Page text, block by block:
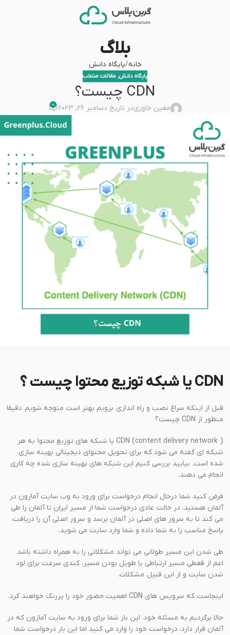
بلاگ
خانه پایگاه دانش
پایگاه دانش, مقالات منتخب
CDN چیست؟
معین خاوریدر تاریخ دسامبر 26, 2023 0
CDN یا شبکه توزیع محتوا چیست ؟
قبل از اینکه سراغ نصب و راه اندازی برویم بهتر است متوجه شویم دقیقا
منظور از CDN چیست؟
CDN (content delivery network ) یا شبکه های توزیع محتوا به هر
شبکه ای گفته می شود که برای تحویل محتوای دیجیتالی بهینه سازی
شده است. بیایید بررسی کنیم این شبکه های بهینه سازی شده چه کاری
انجام می دهند.
فرض کنید شما درحال انجام درخواست برای ورود به وب سایت آمازون در
آلمان هستید، در حالت عادی درخواست شما از مسیر ایران تا آلمان را طی
می کند تا به سرور های اصلی در آلمان برسد و سرور اصلی آن را دریافت،
پاسخ مناسب را به شما داده و شما وارد سایت می شوید.
طی شدن این مسیر طولانی می تواند مشکلاتی را به همراه داشته باشد
اعم از قعطی مسیر ارتباطی یا طویل بودن مسیر، کندی سرعت برای لود
شدن سایت و از این قبیل مشکلات.
اینجاست که سرویس های CDN اهمیت حضور خود را پررنگ خواهند کرد.
حالا برگردیم به مسئله خود، این بار شما برای ورود به سایت آمازون که در
آلمان قرار دارد، درخواست خود را وارد می کنید اما این بار درخواست شما